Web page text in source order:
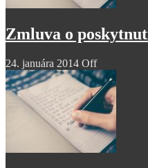
Zmluva o
24. januára 2014 Off